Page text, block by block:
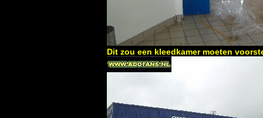
Dit zou een kleedkamer moeten